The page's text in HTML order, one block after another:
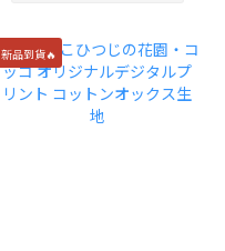
新品到貨🔥